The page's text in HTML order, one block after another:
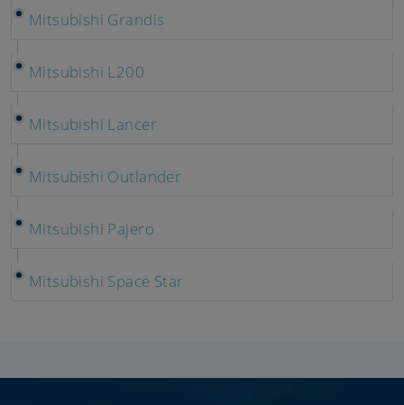
Mitsubishi Grandis
Mitsubishi L200
Mitsubishi Lancer
Mitsubishi Outlander
Mitsubishi Pajero
Mitsubishi Space Star